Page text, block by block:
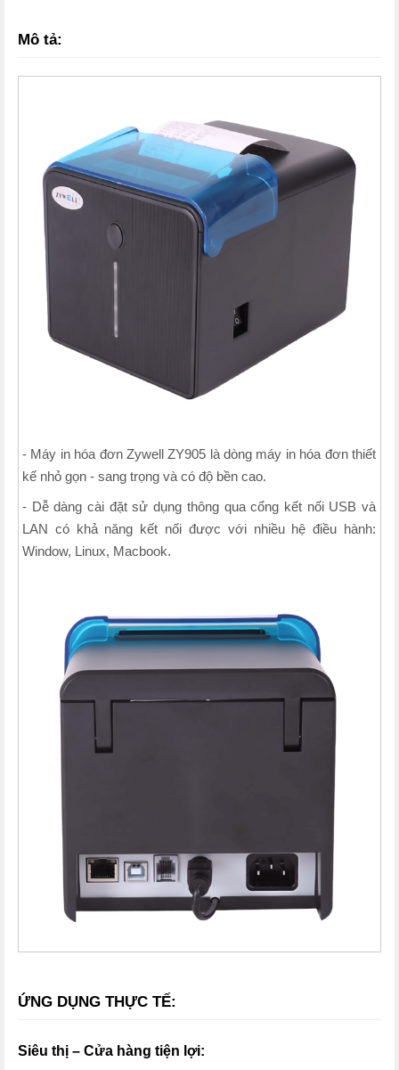
Mô tả:
- Máy in hóa đơn Zywell ZY905 là dòng máy in hóa đơn thiết
kế nhỏ gọn - sang trọng và có độ bền cao.
- Dễ dàng cài đặt sử dụng thông qua cổng kết nối USB và
LAN có khả năng kết nối được với nhiều hệ điều hành:
Window, Linux, Macbook.
ỨNG DỤNG THỰC TẾ:
Siêu thị – Cửa hàng tiện lợi: